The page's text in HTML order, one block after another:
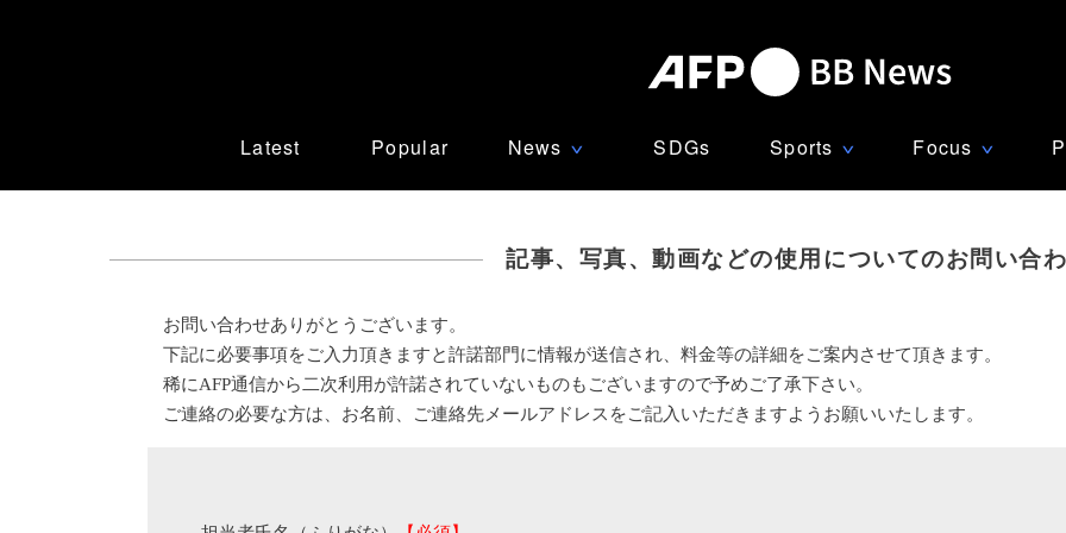
Latest Popular News ∨ SDGs Sports ∨ Focus ∨
記事、写真、動画などの使用についてのお問い合
お問い合わせありがとうございます。
下記に必要事項をご入力頂きますと許諾部門に情報が送信され、料金等の詳細をご案内させて頂きます。
稀にAFP通信から二次利用が許諾されていないものもございますので予めご了承下さい。
ご連絡の必要な方は、お名前、ご連絡先メールアドレスをご記入いただきますようお願いいたします。